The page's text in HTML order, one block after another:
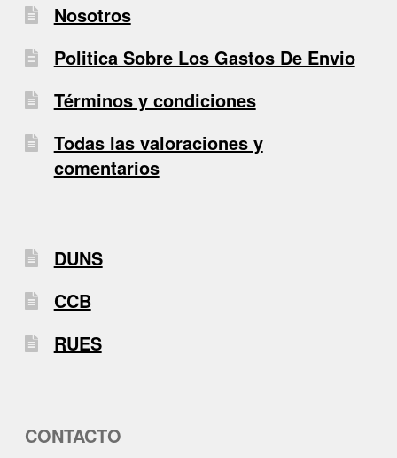
Nosotros
Politica Sobre Los Gastos De Envio
Términos y condiciones
Todas las valoraciones y
comentarios
DUNS
CCB
RUES
CONTACTO